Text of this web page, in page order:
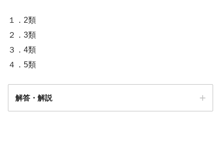
１．2類
２．3類
３．4類
４．5類
解答・解説